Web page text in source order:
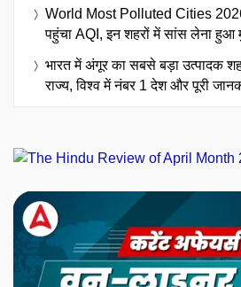
World Most Polluted Cities
पहुंचा AQI, इन शहरों में सांस लेना हुआ
भारत में अंगूर का सबसे बड़ा उत्पादक
राज्य, विश्व में नंबर 1 देश और पूरी